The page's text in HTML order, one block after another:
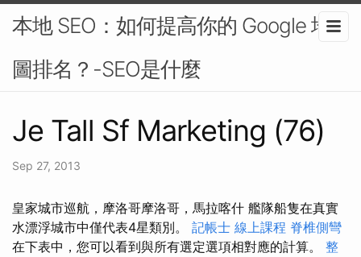
本地 SEO：如何提高你的 Google 地
圖排名？-SEO是什麼
Je Tall Sf Marketing (76)
Sep 27, 2013
皇家城市巡航，摩洛哥摩洛哥，馬拉喀什 艦隊船隻在真實
水漂浮城市中僅代表4星類別。 記帳士 線上課程 脊椎側彎
在下表中，您可以看到與所有選定選項相對應的計算。 整